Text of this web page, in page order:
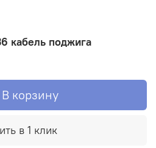
кабель поджига
В корзину
в 1 клик